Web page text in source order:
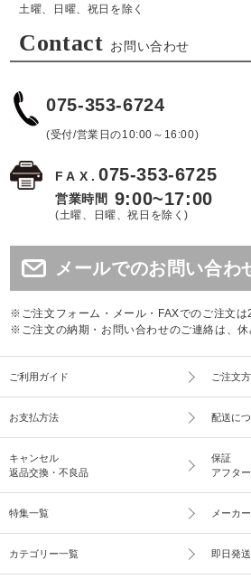
土曜、日曜、祝日を除く
Contact お問い合わせ
075-353-6724
(受付/営業日の10:00～16:00)
FAX.075-353-6725
営業時間 9:00~17:00
(土曜、日曜、祝日を除く)
メールでのお問い合わ
※ご注文フォーム・メール・FAXでのご注文は
※ご注文の納期・お問い合わせのご連絡は、
ご利用ガイド ご注文
お支払方法 配送に
キャンセル
返品交換・不良品
保証
アフタ
特集一覧 メーカ
カテゴリー一覧 即日発